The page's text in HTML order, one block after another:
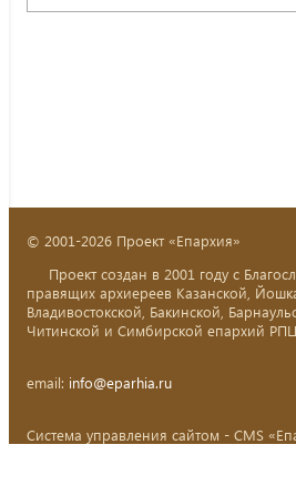
© 2001-2026 Проект «Епархия»
Проект создан в 2001 году с
правящих архиереев Казанской,
Владивостокской, Бакинской,
Читинской и Симбирской епархий
email: info@eparhia.ru
Система управления сайтом - CMS